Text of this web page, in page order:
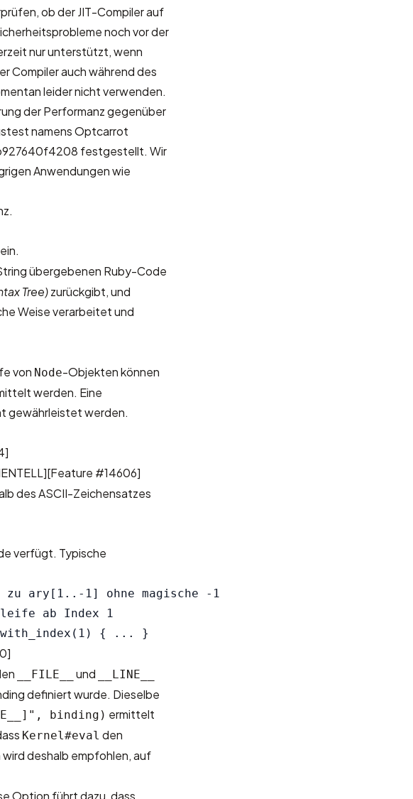
ob der JIT-Compiler auf
noch vor der
nur unterstützt, wenn
Compiler auch während des
leider nicht verwenden.
der Performanz gegenüber
namens Optcarrot
festgestellt. Wir
Anwendungen wie
ein.
übergebenen Ruby-Code
Tree)zurückgibt, und
Weise verarbeitet und
von Node-Objekten können
werden. Eine
gewährleistet werden.
[Feature #14606]
des ASCII-Zeichensatzes
verfügt. Typische
1] ohne magische -1
ab Index 1
__FILE__ und __LINE__
definiert wurde. Dieselbe
binding) ermittelt
Kernel#eval den
wird deshalb empfohlen, auf
Option führt dazu, dass